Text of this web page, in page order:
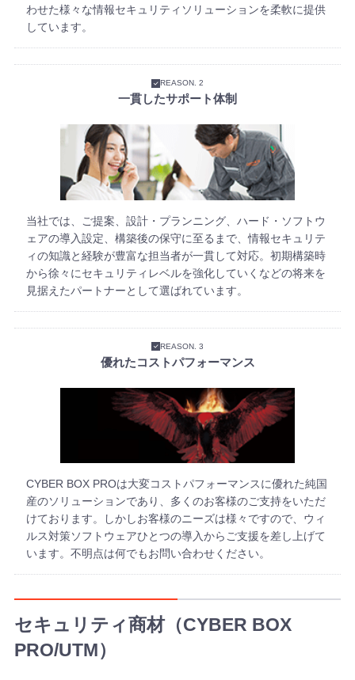
わせた様々な情報セキュリティソリューションを柔軟に提供
しています。
REASON. 2
一貫したサポート体制
当社では、ご提案、設計・プランニング、ハード・ソフトウ
ェアの導入設定、構築後の保守に至るまで、情報セキュリテ
ィの知識と経験が豊富な担当者が一貫して対応。初期構築時
から徐々にセキュリティレベルを強化していくなどの将来を
見据えたパートナーとして選ばれています。
REASON. 3
優れたコストパフォーマンス
CYBER BOX PROは大変コストパフォーマンスに優れた純国
産のソリューションであり、多くのお客様のご支持をいただ
けております。しかしお客様のニーズは様々ですので、ウィ
ルス対策ソフトウェアひとつの導入からご支援を差し上げて
います。不明点は何でもお問い合わせください。
セキュリティ商材（CYBER BOX
PRO/UTM）